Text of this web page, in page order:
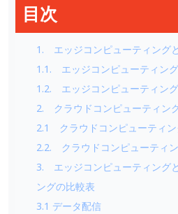
目次
1. エッジコンピューティング
1.1. エッジコンピューティン
1.2. エッジコンピューティン
2. クラウドコンピューティン
2.1 クラウドコンピューティン
2.2. クラウドコンピューティ
3. エッジコンピューティング
ングの比較表
3.1 データ配信